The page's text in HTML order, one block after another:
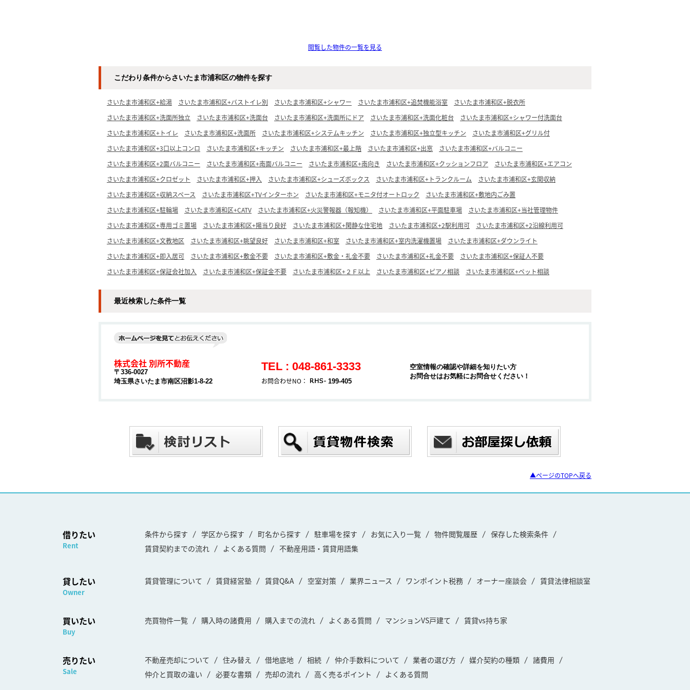
閲覧した物件の一覧を見る
こだわり条件からさいたま市浦和区の物件を探す
さいたま市浦和区+給湯 さいたま市浦和区+バストイレ別 さいたま市浦和区+シャワー さいたま市浦和区+追焚機能浴室
さいたま市浦和区+脱衣所
さいたま市浦和区+洗面所独立
さいたま市浦和区+洗面台 さいたま市浦和区+洗面所にドア さいたま市浦和区+洗面化粧台
さいたま市浦和区+シャワー付洗面台
さいたま市浦和区+トイレ
さいたま市浦和区+洗面所 さいたま市浦和区+システムキッチン さいたま市浦和区+独立型キッチン
さいたま市浦和区+グリル付
さいたま市浦和区+3口以上コンロ
さいたま市浦和区+キッチン さいたま市浦和区+最上階 さいたま市浦和区+出窓
さいたま市浦和区+バルコニー
さいたま市浦和区+2面バルコニー
さいたま市浦和区+南面バルコニー さいたま市浦和区+南向き さいたま市浦和区+クッションフロア
さいたま市浦和区+エアコン
さいたま市浦和区+クロゼット
さいたま市浦和区+押入 さいたま市浦和区+シューズボックス さいたま市浦和区+トランクルーム
さいたま市浦和区+玄関収納
さいたま市浦和区+収納スペース
さいたま市浦和区+TVインターホン さいたま市浦和区+モニタ付オートロック
さいたま市浦和区+敷地内ごみ置
さいたま市浦和区+駐輪場
さいたま市浦和区+CATV さいたま市浦和区+火災警報器（報知機） さいたま市浦和区+平面駐車場
さいたま市浦和区+当社管理物件
さいたま市浦和区+専用ゴミ置場
さいたま市浦和区+陽当り良好 さいたま市浦和区+閑静な住宅地 さいたま市浦和区+2駅利用可
さいたま市浦和区+2沿線利用可
さいたま市浦和区+文教地区
さいたま市浦和区+眺望良好 さいたま市浦和区+和室 さいたま市浦和区+室内洗濯機置場
さいたま市浦和区+ダウンライト
さいたま市浦和区+即入居可
さいたま市浦和区+敷金不要 さいたま市浦和区+敷金・礼金不要 さいたま市浦和区+礼金不要
さいたま市浦和区+保証人不要
さいたま市浦和区+保証会社加入
さいたま市浦和区+保証金不要 さいたま市浦和区+２Ｆ以上 さいたま市浦和区+ピアノ相談 さいたま市浦和区+ペット相談
最近検索した条件一覧
株式会社 別所不動産
〒336-0027
埼玉県さいたま市南区沼影1-8-22
TEL : 048-861-3333
お問合わせNO： 199-405
空室情報の確認や詳細を知りたい方
お問合せはお気軽にお問合せください！
▲ページのTOPへ戻る
借りたい
Rent
条件から探す 学区から探す 町名から探す 駐車場を探す お気に入り一覧 物件閲覧履歴
保存した検索条件
賃貸契約までの流れ
よくある質問 不動産用語・賃貸用語集
貸したい
Owner
賃貸管理について 賃貸経営塾 賃貸Q&A 空室対策 業界ニュース ワンポイント税務 オーナー座談会 賃貸法律相談室
買いたい
Buy
売買物件一覧 購入時の諸費用 購入までの流れ よくある質問 マンションVS戸建て 賃貸vs持ち家
売りたい
Sale
不動産売却について 住み替え 借地底地 相続 仲介手数料について 業者の選び方 媒介契約の種類
諸費用
仲介と買取の違い
必要な書類 売却の流れ 高く売るポイント よくある質問